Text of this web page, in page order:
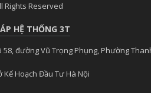
Rights Reserved
HỆ THỐNG 3T
58, đường Vũ Trọng Phụng, Phường
Kế Hoạch Đầu Tư Hà Nội